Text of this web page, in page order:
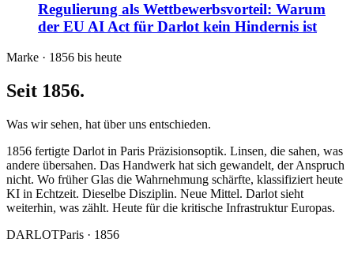
Regulierung als Wettbewerbsvorteil: Warum
der EU AI Act für Darlot kein Hindernis ist
Marke · 1856 bis heute
Seit 1856.
Was wir sehen, hat über uns entschieden.
1856 fertigte Darlot in Paris Präzisionsoptik. Linsen, die sahen, was
andere übersahen. Das Handwerk hat sich gewandelt, der Anspruch
nicht. Wo früher Glas die Wahrnehmung schärfte, klassifiziert heute
KI in Echtzeit. Dieselbe Disziplin. Neue Mittel. Darlot sieht
weiterhin, was zählt. Heute für die kritische Infrastruktur Europas.
DARLOTParis · 1856